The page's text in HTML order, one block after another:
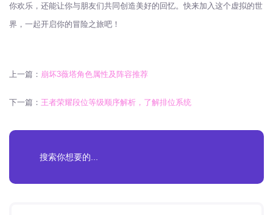
你欢乐，还能让你与朋友们共同创造美好的回忆。快来加入这个虚拟的世
界，一起开启你的冒险之旅吧！
上一篇： 崩坏3薇塔角色属性及阵容推荐
下一篇： 王者荣耀段位等级顺序解析，了解排位系统